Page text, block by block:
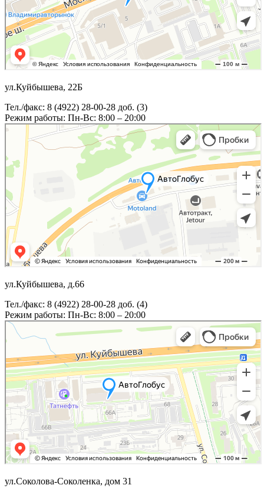
ул.Куйбышева, 22Б
Тел./факс: 8 (4922) 28-00-28 доб. (3)
Режим работы: Пн-Вс: 8:00 – 20:00
ул.Куйбышева, д.66
Тел./факс: 8 (4922) 28-00-28 доб. (4)
Режим работы: Пн-Вс: 8:00 – 20:00
ул.Соколова-Соколенка, дом 31